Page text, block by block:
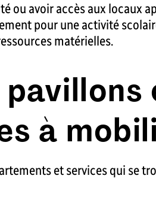
ou avoir accès aux locaux
pour une activité
matérielles.
à
et services qui se